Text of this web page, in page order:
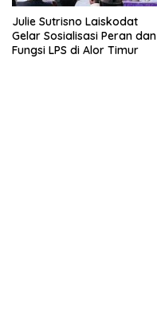
Julie Sutrisno Laiskodat
Gelar Sosialisasi Peran dan
Fungsi LPS di Alor Timur